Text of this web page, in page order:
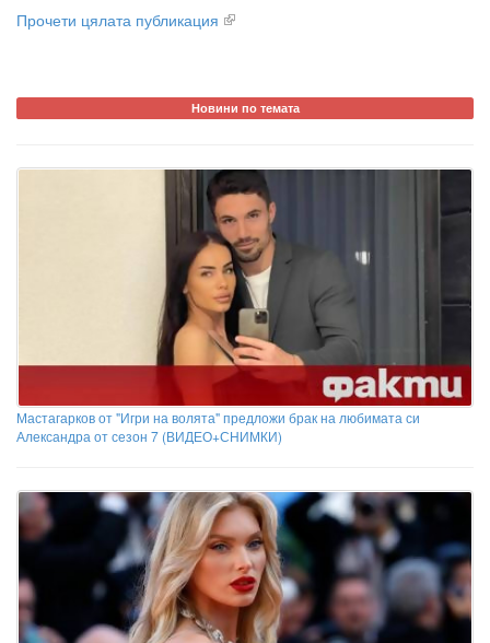
Прочети цялата публикация
Новини по темата
Мастагарков от "Игри на волята" предложи брак на любимата си
Александра от сезон 7 (ВИДЕО+СНИМКИ)